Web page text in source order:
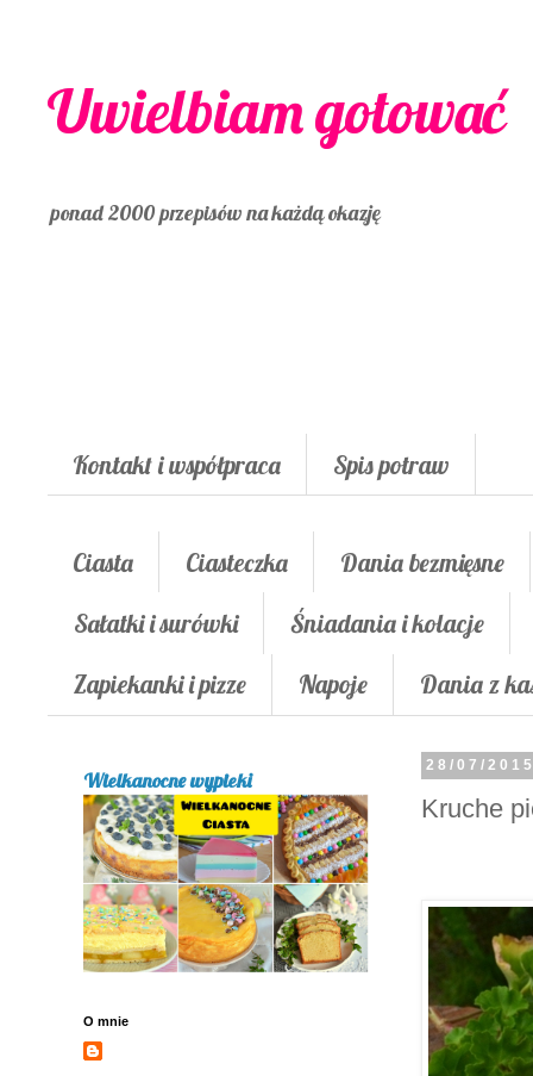
Uwielbiam gotować
ponad 2000 przepisów na każdą okazję
Kontakt i współpraca Spis potraw
Ciasta Ciasteczka
Dania bezmięsne
Sałatki i surówki
Śniadania i kolacje
Zapiekanki i pizze
Napoje Dania z
28/07/
Kruche
Wielkanocne wypieki
O mnie